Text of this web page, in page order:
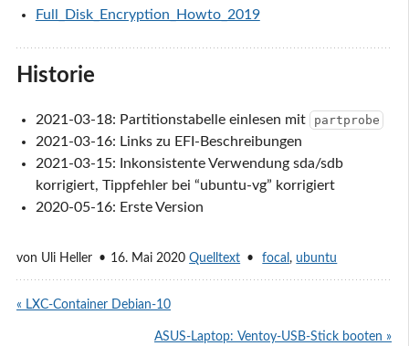
Full_Disk_Encryption_Howto_2019
Historie
2021-03-18: Partitionstabelle einlesen mit partprobe
2021-03-16: Links zu EFI-Beschreibungen
2021-03-15: Inkonsistente Verwendung sda/sdb
korrigiert, Tippfehler bei “ubuntu-vg” korrigiert
2020-05-16: Erste Version
von Uli Heller 16. Mai 2020 Quelltext focal, ubuntu
« LXC-Container Debian-10
ASUS-Laptop: Ventoy-USB-Stick booten »